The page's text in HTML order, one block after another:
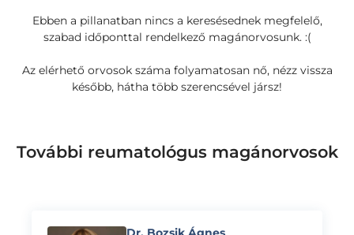
Ebben a pillanatban nincs a keresésednek megfelelő,
szabad időponttal rendelkező magánorvosunk. :(
Az elérhető orvosok száma folyamatosan nő, nézz vissza
később, hátha több szerencsével jársz!
További reumatológus magánorvosok